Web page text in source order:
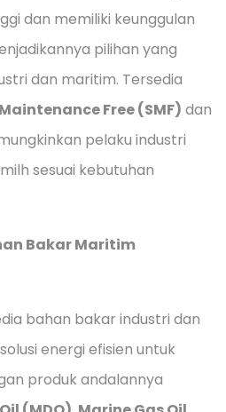
dan memiliki keunggulan
pilihan yang
dan maritim. Tersedia
Free (SMF) dan
pelaku industri
sesuai kebutuhan
Bakar Maritim
bahan bakar industri dan
energi efisien untuk
produk andalannya